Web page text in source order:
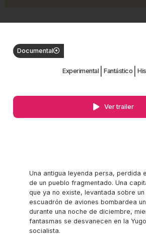
Documental
Experimental Fantástico
Ver trailer
Una antigua leyenda persa, perdida
de un pueblo fragmentado. Una
que ya no existe, levantada sobre un
escuadrón de aviones bombardea
durante una noche de diciembre,
fantasmas se desvanecen en la
socialista.